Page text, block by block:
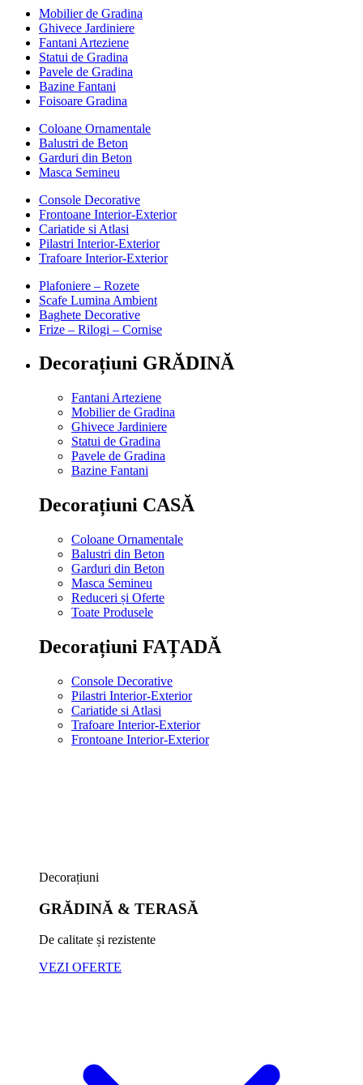
Mobilier de Gradina
Ghivece Jardiniere
Fantani Arteziene
Statui de Gradina
Pavele de Gradina
Bazine Fantani
Foisoare Gradina
Coloane Ornamentale
Balustri de Beton
Garduri din Beton
Masca Semineu
Console Decorative
Frontoane Interior-Exterior
Cariatide si Atlasi
Pilastri Interior-Exterior
Trafoare Interior-Exterior
Plafoniere – Rozete
Scafe Lumina Ambient
Baghete Decorative
Frize – Rilogi – Cornise
Decorațiuni GRĂDINĂ
Fantani Arteziene
Mobilier de Gradina
Ghivece Jardiniere
Statui de Gradina
Pavele de Gradina
Bazine Fantani
Decorațiuni CASĂ
Coloane Ornamentale
Balustri din Beton
Garduri din Beton
Masca Semineu
Reduceri și Oferte
Toate Produsele
Decorațiuni FAȚADĂ
Console Decorative
Pilastri Interior-Exterior
Cariatide si Atlasi
Trafoare Interior-Exterior
Frontoane Interior-Exterior
Decorațiuni
GRĂDINĂ & TERASĂ
De calitate și rezistente
VEZI OFERTE